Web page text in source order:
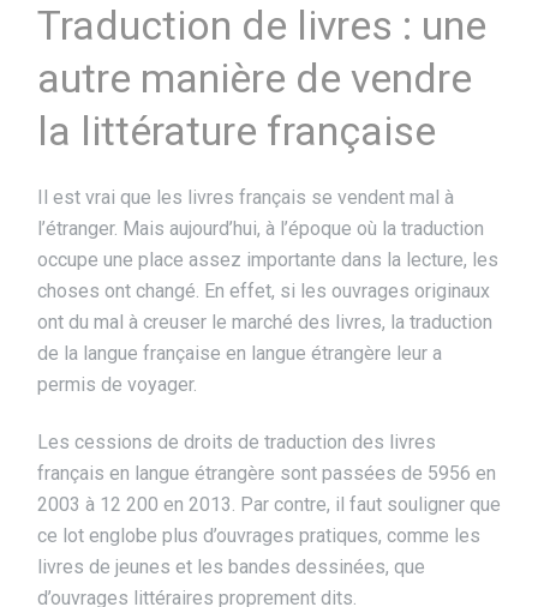
Traduction de livres : une
autre manière de vendre
la littérature française
Il est vrai que les livres français se vendent mal à
l’étranger. Mais aujourd’hui, à l’époque où la traduction
occupe une place assez importante dans la lecture, les
choses ont changé. En effet, si les ouvrages originaux
ont du mal à creuser le marché des livres, la traduction
de la langue française en langue étrangère leur a
permis de voyager.
Les cessions de droits de traduction des livres
français en langue étrangère sont passées de 5956 en
2003 à 12 200 en 2013. Par contre, il faut souligner que
ce lot englobe plus d’ouvrages pratiques, comme les
livres de jeunes et les bandes dessinées, que
d’ouvrages littéraires proprement dits.